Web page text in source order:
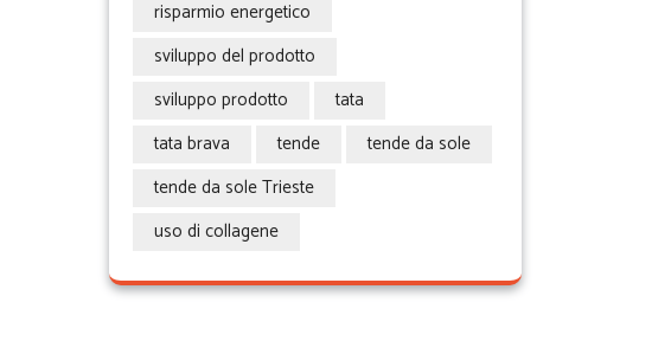
risparmio energetico
sviluppo del prodotto
sviluppo prodotto
tata
tata brava
tende
tende da sole
tende da sole Trieste
uso di collagene